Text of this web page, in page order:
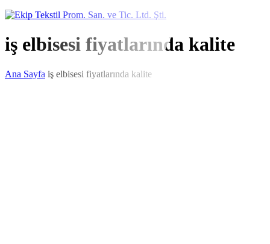
iş elbisesi fiyatlarında kalite
Ana Sayfa iş elbisesi fiyatlarında kalite